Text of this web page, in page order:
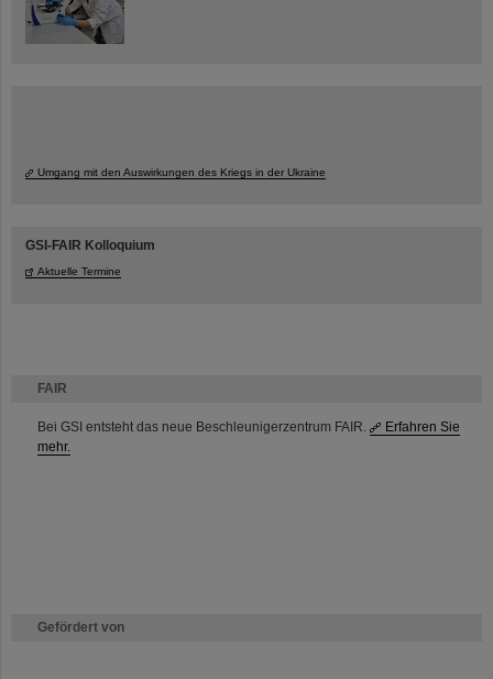
FAIR
Bei GSI entsteht das neue Beschleunigerzentrum FAIR.
Erfahren Sie
mehr.
Gefördert von
Umgang mit den Auswirkungen des Kriegs in der Ukraine
GSI-FAIR Kolloquium
Aktuelle Termine